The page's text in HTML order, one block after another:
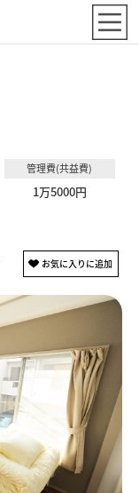
管理費(共益費)
1万5000円